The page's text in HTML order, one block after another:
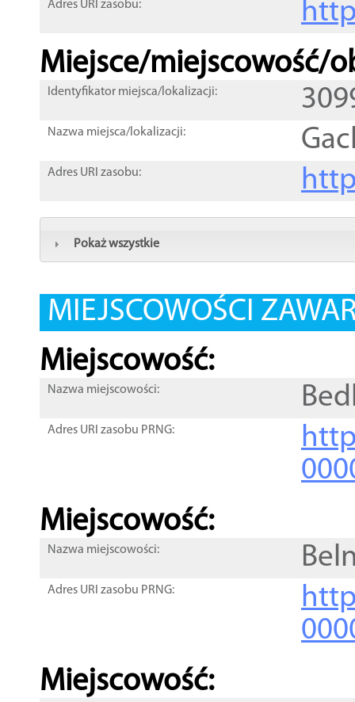
Adres URI zasobu:
Miejsce/miejscowość/
Identyfikator miejsca/lokalizacji:
Nazwa miejsca/lokalizacji:
Adres URI zasobu:
Pokaż wszystkie
MIEJSCOWOŚCI
Miejscowość:
Nazwa miejscowości:
Adres URI zasobu PRNG:
Miejscowość:
Nazwa miejscowości:
Adres URI zasobu PRNG:
Miejscowość: